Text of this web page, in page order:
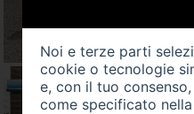
Noi e terze parti
cookie o tecnologie
e, con il tuo
come specificato nella